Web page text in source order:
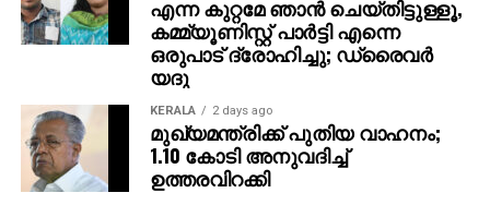
മോഹന്‍ലാലിന് പുറമേ മീന, അന്‍സിബ ഹസന്‍, എസ്തര്‍
അനില്‍, ആശാ ശരത്, സിദ്ധിഖ്, കലാഭവന്‍ ഷാജോണ്‍,
ഇര്‍ഷാദ് തുടങ്ങിയവരാണ് ദൃശ്യത്തിലെ മറ്റ്
കഥാപാത്രങ്ങളെ അവതരിപ്പിച്ചിരുന്നത്. സുജിത്
വാസുദേവാണ് ദൃശ്യത്തിന്റെ ഛായാഗ്രാഹണം
നിര്‍വഹിച്ചത്. വിനു തോമസും അനില്‍
ജോണ്‍സണുമാണ് സംഗീത വിഭാഗം കൈകാര്യം
ചെയ്തത്.
എന്ന കുറ്റമേ ഞാന്‍ ചെയ്തിട്ടുള്ളൂ,
കമ്മ്യൂണിസ്റ്റ് പാര്‍ട്ടി എന്നെ
ഒരുപാട് ദ്രോഹിച്ചു; ഡ്രൈവര്‍
യദു
KERALA 2 days ago
മുഖ്യമന്ത്രിക്ക് പുതിയ വാഹനം;
1.10 കോടി അനുവദിച്ച്
ഉത്തരവിറക്കി